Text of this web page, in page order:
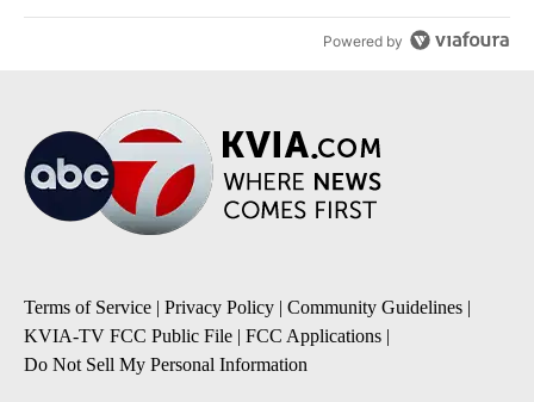
Powered by
Terms of Service | Privacy Policy | Community Guidelines |
KVIA-TV FCC Public File | FCC Applications |
Do Not Sell My Personal Information